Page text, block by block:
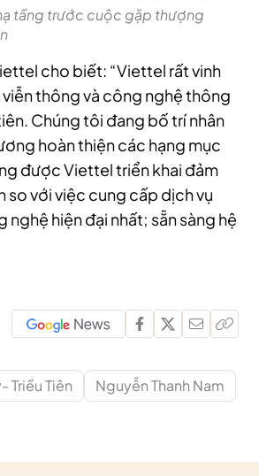
tầng trước cuộc gặp thượng
cho biết: “Viettel rất vinh
thông và công nghệ thông
Chúng tôi đang bố trí nhân
hoàn thiện các hạng mục
được Viettel triển khai đảm
so với việc cung cấp dịch vụ
hiện đại nhất; sẵn sàng hệ
Triều Tiên
Nguyễn Thanh Nam